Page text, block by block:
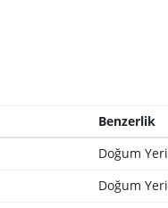
Benzerlik
Doğum Yeri
Doğum Yeri